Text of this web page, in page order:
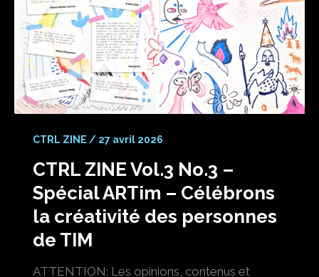
CTRL ZINE / 27 avril 2026
CTRL ZINE Vol.3 No.3 –
Spécial ARTim – Célébrons
la créativité des personnes
de TIM
ATTENTION: Les opinions, contenus et